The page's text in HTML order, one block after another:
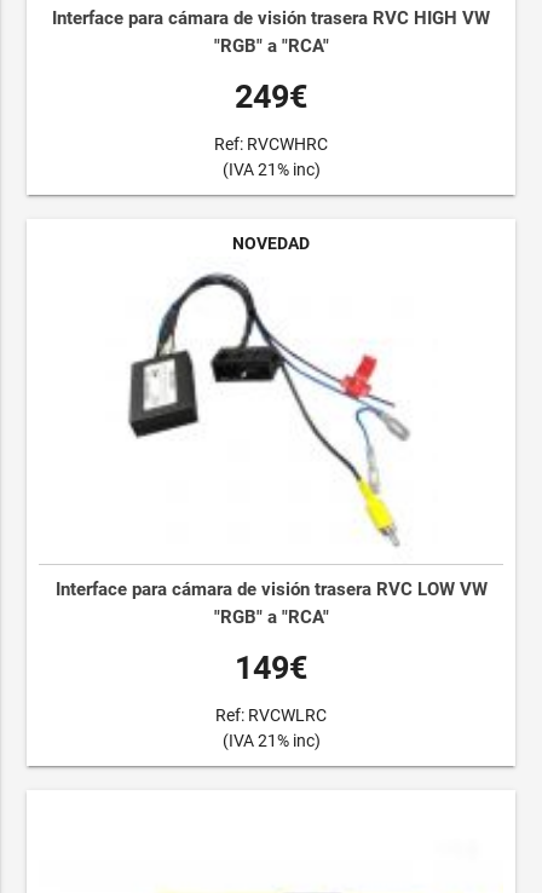
Interface para cámara de visión trasera RVC HIGH VW
"RGB" a "RCA"
249€
Ref: RVCWHRC
(IVA 21% inc)
NOVEDAD
Interface para cámara de visión trasera RVC LOW VW
"RGB" a "RCA"
149€
Ref: RVCWLRC
(IVA 21% inc)